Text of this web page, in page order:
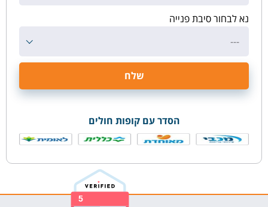
נא לבחור סיבת פנייה
---
הסדר עם קופות חולים
5